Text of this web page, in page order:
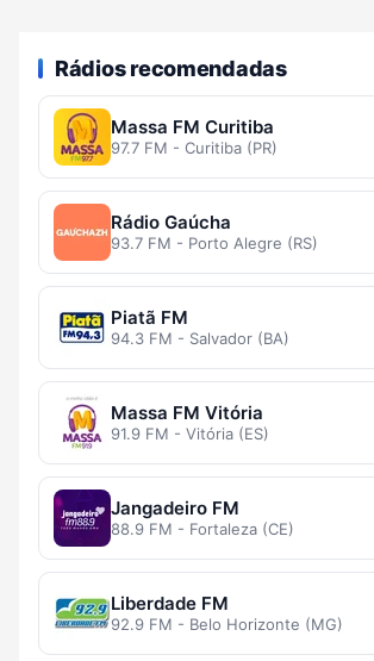
Rádios recomendadas
Massa FM Curitiba
97.7 FM - Curitiba (PR)
Rádio Gaúcha
93.7 FM - Porto Alegre (RS)
Piatã FM
94.3 FM - Salvador (BA)
Massa FM Vitória
91.9 FM - Vitória (ES)
Jangadeiro FM
88.9 FM - Fortaleza (CE)
Liberdade FM
92.9 FM - Belo Horizonte (MG)